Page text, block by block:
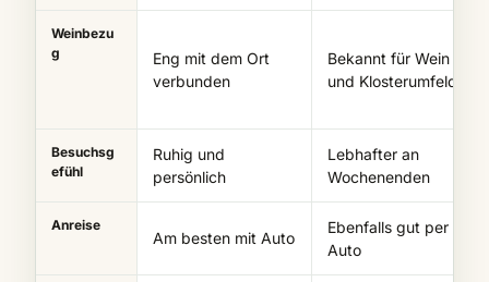
Weinbezu
g
Eng mit dem Ort
verbunden
Bekannt für Wein
und Klosterumfeld
Besuchsg
efühl
Ruhig und
persönlich
Lebhafter an
Wochenenden
Anreise
Am besten mit Auto
Ebenfalls gut per
Auto